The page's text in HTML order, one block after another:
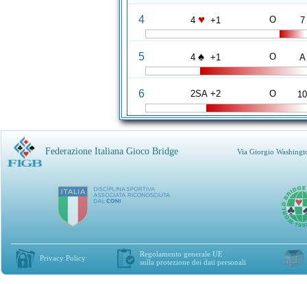
4 4 ♥ +1 O 7
5 4 ♠ +1 O A
6 2SA +2 O 10
Federazione Italiana Gioco Bridge Via Giorgio
Privacy Policy
Regolamento generale UE
sulla protezione dei dati personali